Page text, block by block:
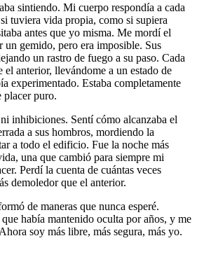
sintiendo. Mi cuerpo respondía a cada
tuviera vida propia, como si supiera
antes que yo misma. Me mordí el
un gemido, pero era imposible. Sus
un rastro de fuego a su paso. Cada
el anterior, llevándome a un estado de
experimentado. Estaba completamente
placer puro.
inhibiciones. Sentí cómo alcanzaba el
a sus hombros, mordiendo la
a todo el edificio. Fue la noche más
una que cambió para siempre mi
Perdí la cuenta de cuántas veces
demoledor que el anterior.
de maneras que nunca esperé.
había mantenido oculta por años, y me
soy más libre, más segura, más yo.